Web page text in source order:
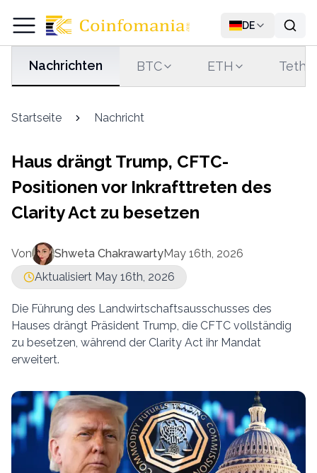
DE
Nachrichten BTC ETH
Startseite Nachricht
Haus drängt Trump, CFTC-
Positionen vor Inkrafttreten des
Clarity Act zu besetzen
Von Shweta ChakrawartyMay 16th, 2026
Aktualisiert May 16th, 2026
Die Führung des Landwirtschaftsausschusses des
Hauses drängt Präsident Trump, die CFTC vollständig
zu besetzen, während der Clarity Act ihr Mandat
erweitert.